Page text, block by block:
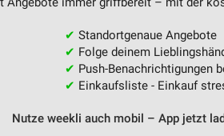
✔ Standortgenaue Angebote
✔ Folge deinem
✔ Push-Benachrichtigungen
✔ Einkaufsliste - Einkauf
Nutze weekli auch mobil – App jetzt